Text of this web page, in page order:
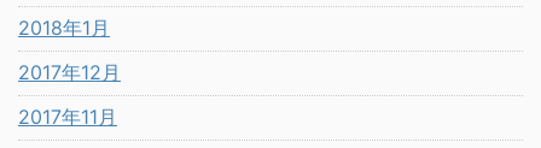
2018年1月
2017年12月
2017年11月